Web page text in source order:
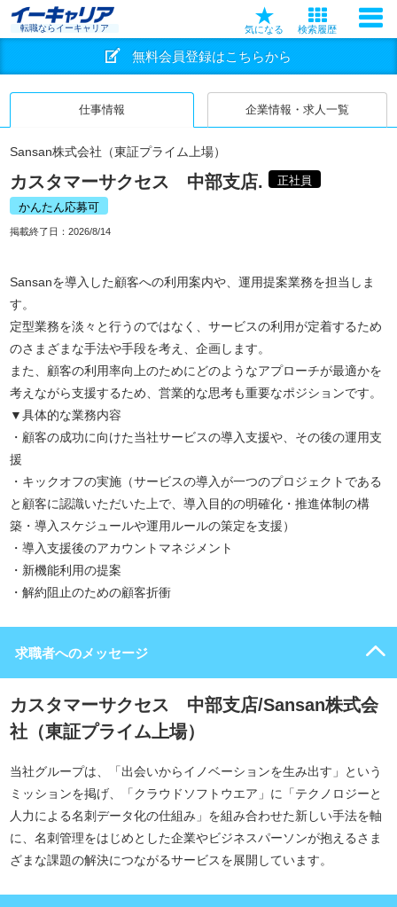
転職ならイーキャリア 気になる 検索履歴
無料会員登録はこちらから
仕事情報 企業情報・求人一覧
Sansan株式会社（東証プライム上場）
カスタマーサクセス 中部支店.
正社員
かんたん応募可
掲載終了日： 2026/8/14
Sansanを導入した顧客への利用案内や、運用提案業務を担当しま
す。
定型業務を淡々と行うのではなく、サービスの利用が定着するため
のさまざまな手法や手段を考え、企画します。
また、顧客の利用率向上のためにどのようなアプローチが最適かを
考えながら支援するため、営業的な思考も重要なポジションです。
▼具体的な業務内容
・顧客の成功に向けた当社サービスの導入支援や、その後の運用支
援
・キックオフの実施（サービスの導入が一つのプロジェクトである
と顧客に認識いただいた上で、導入目的の明確化・推進体制の構
築・導入スケジュールや運用ルールの策定を支援）
・導入支援後のアカウントマネジメント
・新機能利用の提案
・解約阻止のための顧客折衝
求職者へのメッセージ
カスタマーサクセス 中部支店/Sansan株式会
社（東証プライム上場）
当社グループは、「出会いからイノベーションを生み出す」という
ミッションを掲げ、「クラウドソフトウエア」に「テクノロジーと
人力による名刺データ化の仕組み」を組み合わせた新しい手法を軸
に、名刺管理をはじめとした企業やビジネスパーソンが抱えるさま
ざまな課題の解決につながるサービスを展開しています。